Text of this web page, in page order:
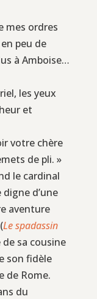
mes ordres
peu de
à Amboise…
les yeux
et
votre chère
de pli. »
le cardinal
d’une
aventure
Le spadassin
sa cousine
son fidèle
de Rome.
du